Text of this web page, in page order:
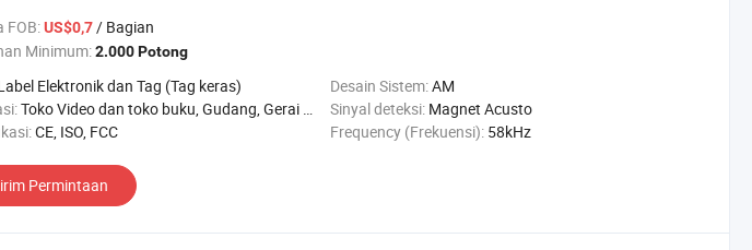
FOB:US$0,7/ Bagian
Minimum:2.000 Potong
Elektronik dan Tag (Tag keras) Desain Sistem:AM
Toko Video dan toko buku, Gudang, Gerai Belanja, Supermarket, Toko pakaian, Toko perhiasan Sinyal deteksi: Magnet Acusto
CE, ISO, FCC Frequency (Frekuensi): 58kHz
Permintaan